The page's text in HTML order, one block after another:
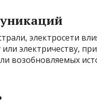
электросети
или электричеству,
возобновляемых